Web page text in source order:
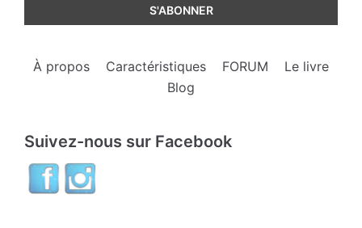
À propos Caractéristiques FORUM
Le livre
Blog
Suivez-nous sur Facebook